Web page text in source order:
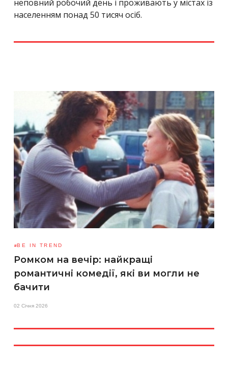
неповний робочий день і проживають у містах із
населенням понад 50 тисяч осіб.
BE IN TREND
Ромком на вечір: найкращі
романтичні комедії, які ви могли не
бачити
02 Січня 2026